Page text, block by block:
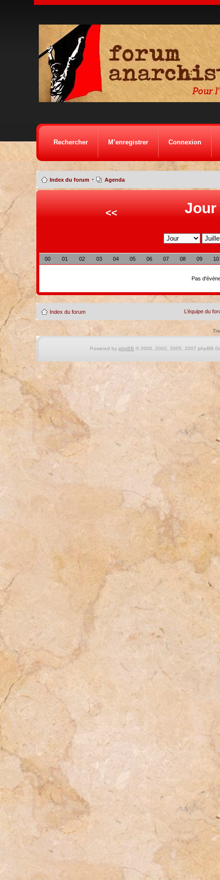
Rechercher M’enregistrer Connexion
Index du forum • Agenda
<< Jour
00 01 02 03 04 05 06 07 08 09 10
Pas
Index du forum L’équipe du
Powered by phpBB © 2000, 2002, 2005, 2007 phpBB